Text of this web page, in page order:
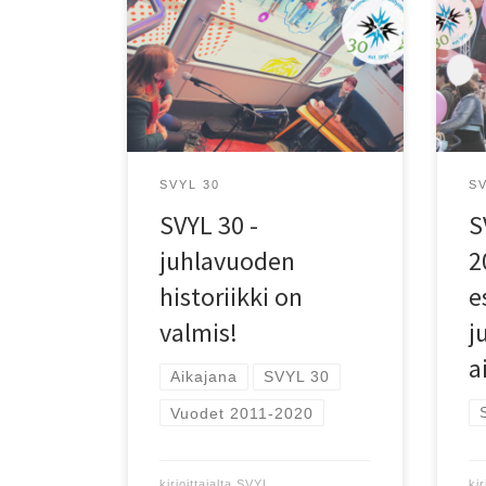
Tutustu aikajanaan vuosilta
2011-2020!
SVYL 30
SVYL 30 -
juhlavuoden
historiikki on
valmis!
Aikajana SVYL 30
Vuodet 2011-2020